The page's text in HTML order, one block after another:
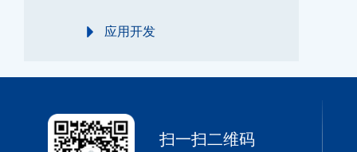
应用开发
扫一扫二维码